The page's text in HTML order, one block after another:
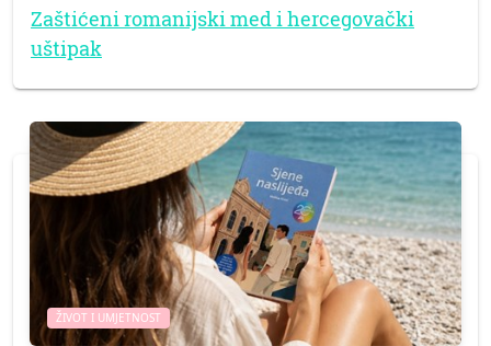
Zaštićeni romanijski med i hercegovački
uštipak
ŽIVOT I UMJETNOST